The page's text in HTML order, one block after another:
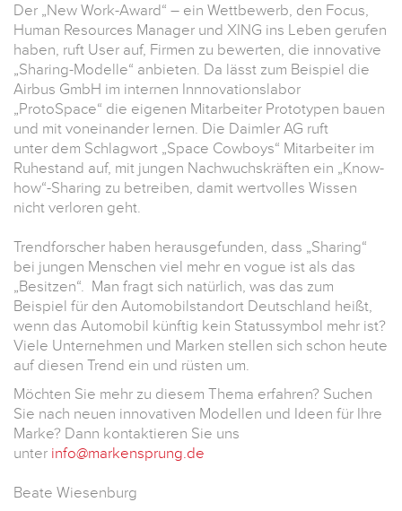
Der „New Work-Award“ – ein Wettbewerb, den Focus,
Human Resources Manager und XING ins Leben gerufen
haben, ruft User auf, Firmen zu bewerten, die innovative
„Sharing-Modelle“ anbieten. Da lässt zum Beispiel die
Airbus GmbH im internen Innnovationslabor
„ProtoSpace“ die eigenen Mitarbeiter Prototypen bauen
und mit voneinander lernen. Die Daimler AG ruft
unter dem Schlagwort „Space Cowboys“ Mitarbeiter im
Ruhestand auf, mit jungen Nachwuchskräften ein „Know-
how“-Sharing zu betreiben, damit wertvolles Wissen
nicht verloren geht.
Trendforscher haben herausgefunden, dass „Sharing“
bei jungen Menschen viel mehr en vogue ist als das
„Besitzen“. Man fragt sich natürlich, was das zum
Beispiel für den Automobilstandort Deutschland heißt,
wenn das Automobil künftig kein Statussymbol mehr ist?
Viele Unternehmen und Marken stellen sich schon heute
auf diesen Trend ein und rüsten um.
Möchten Sie mehr zu diesem Thema erfahren? Suchen
Sie nach neuen innovativen Modellen und Ideen für Ihre
Marke? Dann kontaktieren Sie uns
unter info@markensprung.de
Beate Wiesenburg